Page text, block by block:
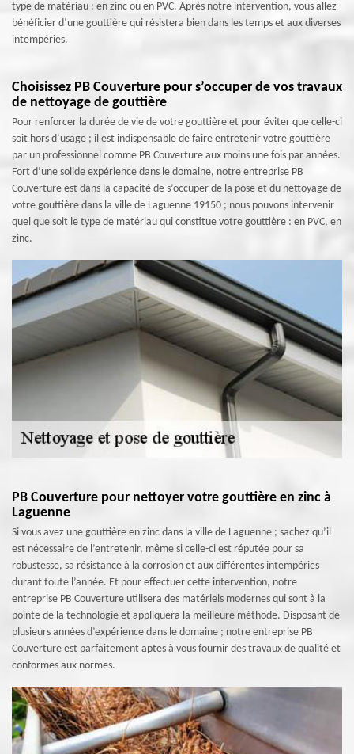
type de matériau : en zinc ou en PVC. Après notre intervention, vous allez
bénéficier d’une gouttière qui résistera bien dans les temps et aux diverses
intempéries.
Choisissez PB Couverture pour s’occuper de vos travaux
de nettoyage de gouttière
Pour renforcer la durée de vie de votre gouttière et pour éviter que celle-ci
soit hors d’usage ; il est indispensable de faire entretenir votre gouttière
par un professionnel comme PB Couverture aux moins une fois par années.
Fort d’une solide expérience dans le domaine, notre entreprise PB
Couverture est dans la capacité de s’occuper de la pose et du nettoyage de
votre gouttière dans la ville de Laguenne 19150 ; nous pouvons intervenir
quel que soit le type de matériau qui constitue votre gouttière : en PVC, en
zinc.
PB Couverture pour nettoyer votre gouttière en zinc à
Laguenne
Si vous avez une gouttière en zinc dans la ville de Laguenne ; sachez qu’il
est nécessaire de l’entretenir, même si celle-ci est réputée pour sa
robustesse, sa résistance à la corrosion et aux différentes intempéries
durant toute l’année. Et pour effectuer cette intervention, notre
entreprise PB Couverture utilisera des matériels modernes qui sont à la
pointe de la technologie et appliquera la meilleure méthode. Disposant de
plusieurs années d’expérience dans le domaine ; notre entreprise PB
Couverture est parfaitement aptes à vous fournir des travaux de qualité et
conformes aux normes.